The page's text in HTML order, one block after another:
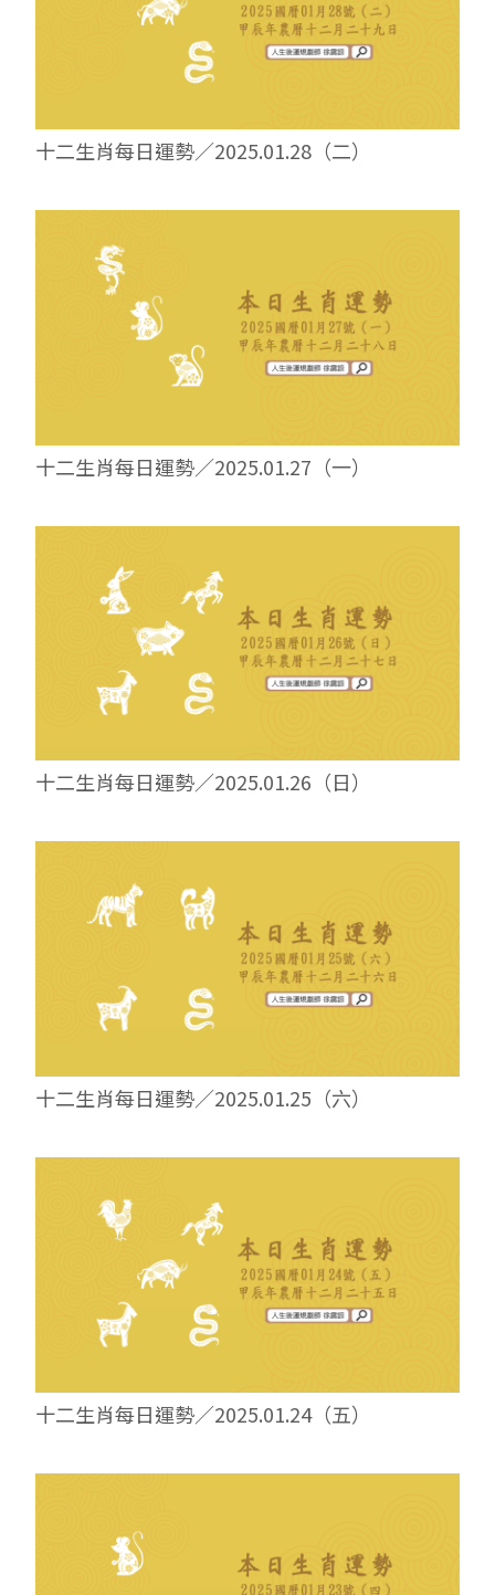
十二生肖每日運勢／2025.01.28（二）
十二生肖每日運勢／2025.01.27（一）
十二生肖每日運勢／2025.01.26（日）
十二生肖每日運勢／2025.01.25（六）
十二生肖每日運勢／2025.01.24（五）